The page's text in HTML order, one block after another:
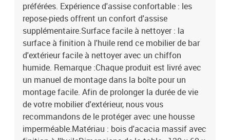
préférées. Expérience d'assise confortable : les
repose-pieds offrent un confort d'assise
supplémentaire.Surface facile à nettoyer : la
surface à finition à l'huile rend ce mobilier de bar
d'extérieur facile à nettoyer avec un chiffon
humide. Remarque :Chaque produit est livré avec
un manuel de montage dans la boîte pour un
montage facile. Afin de prolonger la durée de vie
de votre mobilier d'extérieur, nous vous
recommandons de le protéger avec une housse
imperméable.Matériau : bois d'acacia massif avec